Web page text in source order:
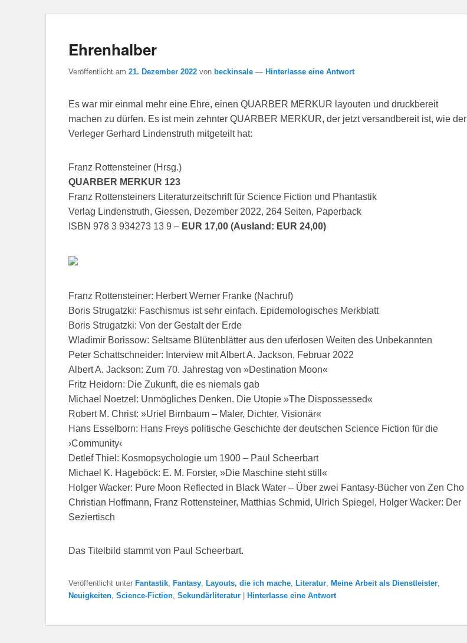
Ehrenhalber
Veröffentlicht am 21. Dezember 2022 von beckinsale — Hinterlasse eine Antwort
Es war mir einmal mehr eine Ehre, einen QUARBER MERKUR layouten und druckbereit
machen zu dürfen. Es ist mein zehnter QUARBER MERKUR, der jetzt versandbereit ist, wie der
Verleger Gerhard Lindenstruth mitgeteilt hat:
Franz Rottensteiner (Hrsg.)
QUARBER MERKUR 123
Franz Rottensteiners Literaturzeitschrift für Science Fiction und Phantastik
Verlag Lindenstruth, Giessen, Dezember 2022, 264 Seiten, Paperback
ISBN 978 3 934273 13 9 – EUR 17,00 (Ausland: EUR 24,00)
Franz Rottensteiner: Herbert Werner Franke (Nachruf)
Boris Strugatzki: Faschismus ist sehr einfach. Epidemologisches Merkblatt
Boris Strugatzki: Von der Gestalt der Erde
Wladimir Borissow: Seltsame Blütenblätter aus den uferlosen Weiten des Unbekannten
Peter Schattschneider: Interview mit Albert A. Jackson, Februar 2022
Albert A. Jackson: Zum 70. Jahrestag von »Destination Moon«
Fritz Heidorn: Die Zukunft, die es niemals gab
Michael Noetzel: Unmögliches Denken. Die Utopie »The Dispossessed«
Robert M. Christ: »Uriel Birnbaum – Maler, Dichter, Visionär«
Hans Esselborn: Hans Freys politische Geschichte der deutschen Science Fiction für die
›Community‹
Detlef Thiel: Kosmopsychologie um 1900 – Paul Scheerbart
Michael K. Hageböck: E. M. Forster, »Die Maschine steht still«
Holger Wacker: Pure Moon Reflected in Black Water – Über zwei Fantasy-Bücher von Zen Cho
Christian Hoffmann, Franz Rottensteiner, Matthias Schmid, Ulrich Spiegel, Holger Wacker: Der
Seziertisch
Das Titelbild stammt von Paul Scheerbart.
Veröffentlicht unter Fantastik Fantasy Layouts, die ich mache Literatur Meine Arbeit als Dienstleister
Neuigkeiten Science-Fiction Sekundärliteratur Hinterlasse eine Antwort